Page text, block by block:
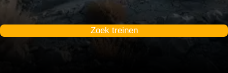
Zoek treinen